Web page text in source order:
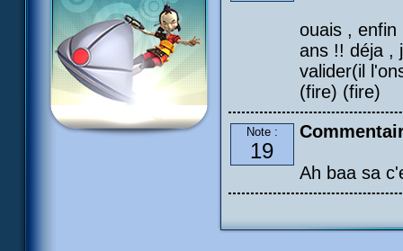
ouais , enfin
ans !! déja ,
valider(il
(fire) (fire)
Note :
19
Ah baa sa